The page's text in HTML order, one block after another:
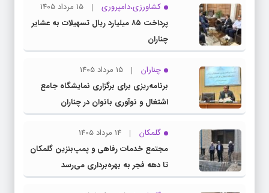
کشاورزی،دامپروری
15 مرداد 1405
پرداخت ۸۵ میلیارد ریال تسهیلات به عشایر
چناران
چناران
15 مرداد 1405
برنامه‌ریزی برای برگزاری نمایشگاه جامع
اشتغال و نوآوری بانوان در چناران
گلمکان
14 مرداد 1405
مجتمع خدمات رفاهی و پمپ‌بنزین گلمکان
تا دهه فجر به بهره‌برداری می‌رسد